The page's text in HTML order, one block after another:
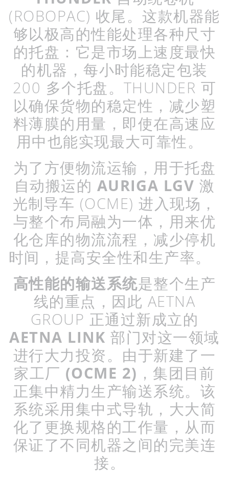
(ROBOPAC) 收尾。这款机器能
够以极高的性能处理各种尺寸
的托盘：它是市场上速度最快
的机器，每小时能稳定包装
200 多个托盘。 THUNDER 可
以确保货物的稳定性，减少塑
料薄膜的用量，即使在高速应
用中也能实现最大可靠性。
为了方便物流运输，用于托盘
自动搬运的 AURIGA LGV 激
光制导车 (OCME)进入现场，
与整个布局融为一体，用来优
化仓库的物流流程，减少停机
时间，提高安全性和生产率。
高性能的输送系统是整个生产
线的重点，因此 AETNA
GROUP 正通过新成立的
AETNA LINK 部门对这一领域
进行大力投资。由于新建了一
家工厂 (OCME 2) ，集团目前
正集中精力生产输送系统。该
系统采用集中式导轨，大大简
化了更换规格的工作量，从而
保证了不同机器之间的完美连
接。